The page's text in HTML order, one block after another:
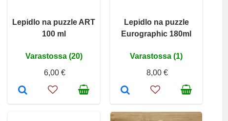
Lepidlo na puzzle ART
100 ml
Varastossa (20)
6,00 €
Lepidlo na puzzle
Eurographic 180ml
Varastossa (1)
8,00 €